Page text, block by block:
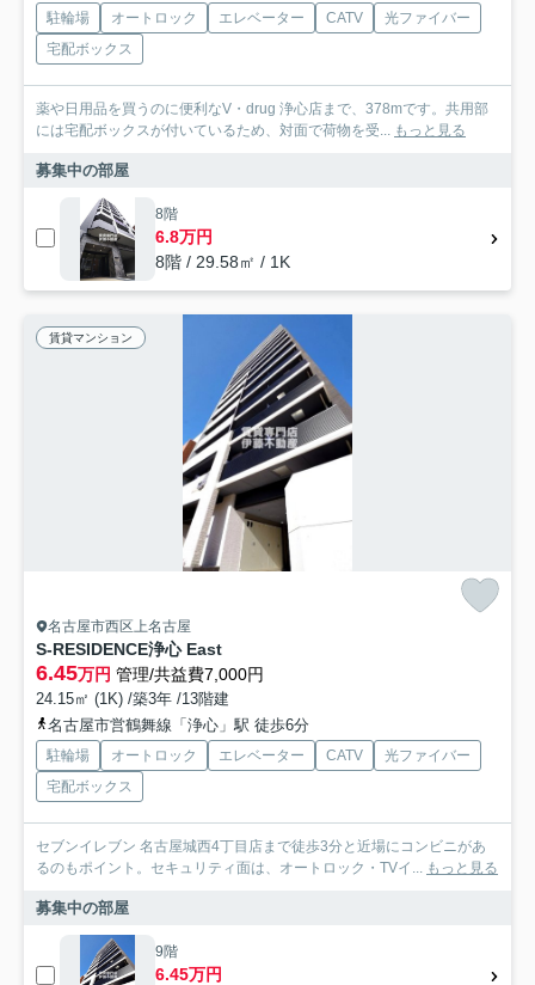
駐輪場 オートロック エレベーター CATV
光ファイバー
宅配ボックス
薬や日用品を買うのに便利なV・drug 浄心店まで、378mです。共用部
には宅配ボックスが付いているため、対面で荷物を受...
もっと見る
募集中の部屋
8階
6.8万円
8階 / 29.58㎡ / 1K
賃貸マンション
名古屋市西区上名古屋
S-RESIDENCE浄心 East
6.45万円 管理/共益費7,000円
24.15㎡ (1K) /築3年 /13階建
名古屋市営鶴舞線「浄心」駅 徒歩6分
駐輪場 オートロック エレベーター CATV
光ファイバー
宅配ボックス
セブンイレブン 名古屋城西4丁目店まで徒歩3分と近場にコンビニがあ
るのもポイント。セキュリティ面は、オートロック・TVイ...
もっと見る
募集中の部屋
9階
6.45万円